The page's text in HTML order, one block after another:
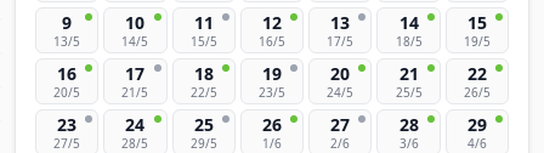
9
13/5
10
14/5
11
15/5
12
16/5
13
17/5
14
18/5
15
19/5
16
20/5
17
21/5
18
22/5
19
23/5
20
24/5
21
25/5
22
26/5
23
27/5
24
28/5
25
29/5
26
1/6
27
2/6
28
3/6
29
4/6